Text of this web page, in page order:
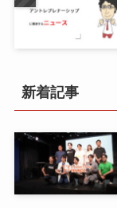
新着記事